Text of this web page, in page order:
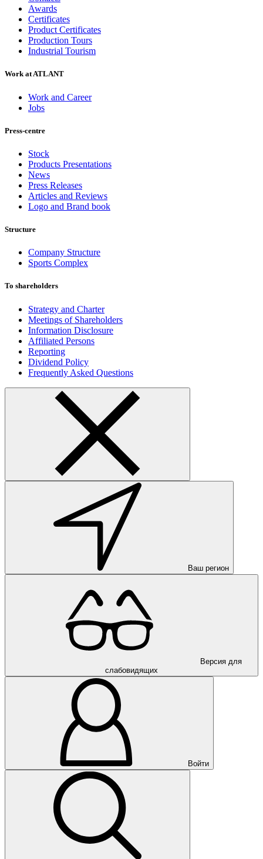
Awards
Certificates
Product Certificates
Production Tours
Industrial Tourism
Work at ATLANT
Work and Career
Jobs
Press-centre
Stock
Products Presentations
News
Press Releases
Articles and Reviews
Logo and Brand book
Structure
Company Structure
Sports Complex
To shareholders
Strategy and Charter
Meetings of Shareholders
Information Disclosure
Affiliated Persons
Reporting
Dividend Policy
Frequently Asked Questions
Ваш регион
Версия для
слабовидящих
Войти